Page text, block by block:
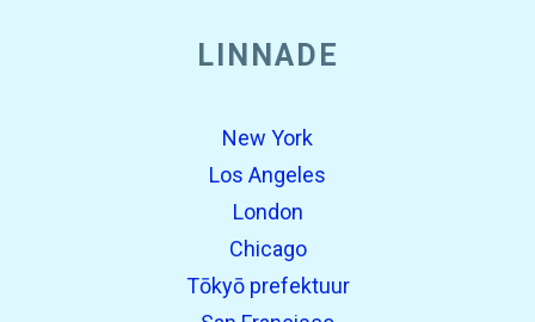
LINNADE
New York
Los Angeles
London
Chicago
Tōkyō prefektuur